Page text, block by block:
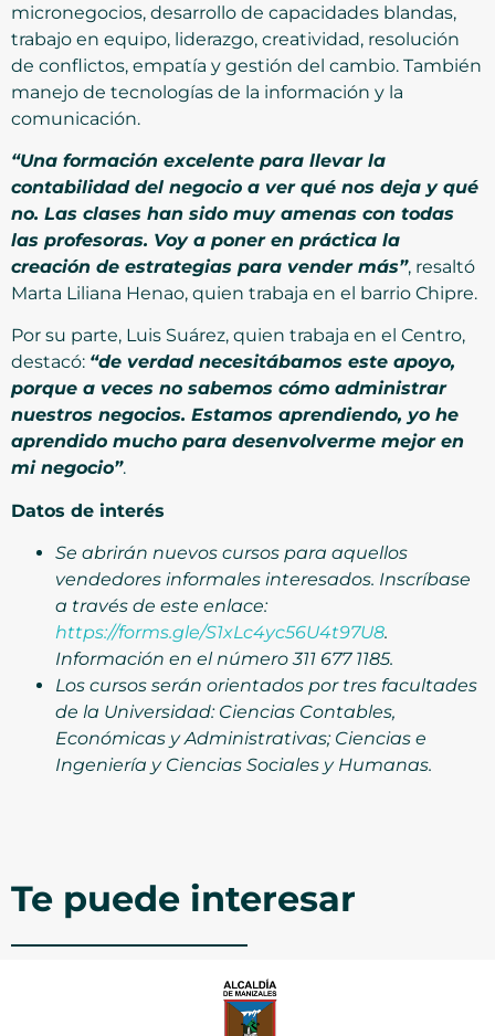
micronegocios, desarrollo de capacidades blandas,
trabajo en equipo, liderazgo, creatividad, resolución
de conflictos, empatía y gestión del cambio. También
manejo de tecnologías de la información y la
comunicación.
“Una formación excelente para llevar la
contabilidad del negocio a ver qué nos deja y qué
no. Las clases han sido muy amenas con todas
las profesoras. Voy a poner en práctica la
creación de estrategias para vender más”, resaltó
Marta Liliana Henao, quien trabaja en el barrio Chipre.
Por su parte, Luis Suárez, quien trabaja en el Centro,
destacó: “de verdad necesitábamos este apoyo,
porque a veces no sabemos cómo administrar
nuestros negocios. Estamos aprendiendo, yo he
aprendido mucho para desenvolverme mejor en
mi negocio”.
Datos de interés
Se abrirán nuevos cursos para aquellos
vendedores informales interesados. Inscríbase
a través de este enlace:
https://forms.gle/S1xLc4yc56U4t97U8.
Información en el número 311 677 1185.
Los cursos serán orientados por tres facultades
de la Universidad: Ciencias Contables,
Económicas y Administrativas; Ciencias e
Ingeniería y Ciencias Sociales y Humanas.
Te puede interesar